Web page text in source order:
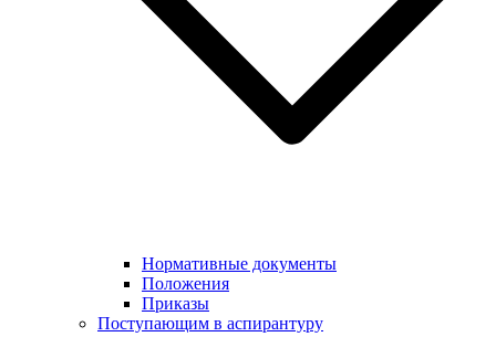
Нормативные документы
Положения
Приказы
Поступающим в аспирантуру